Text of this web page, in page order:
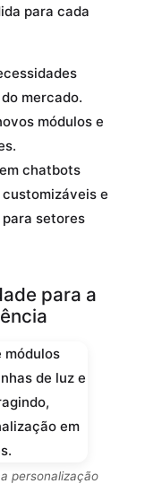
para cada
mercado.
módulos e
chatbots
e
setores
para a
personalização